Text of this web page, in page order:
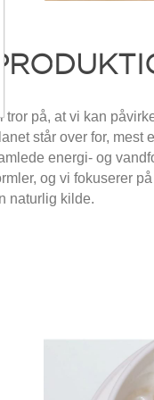
tror på, at vi kan
står over for, mest
energi- og
og vi fokuserer
naturlig kilde.